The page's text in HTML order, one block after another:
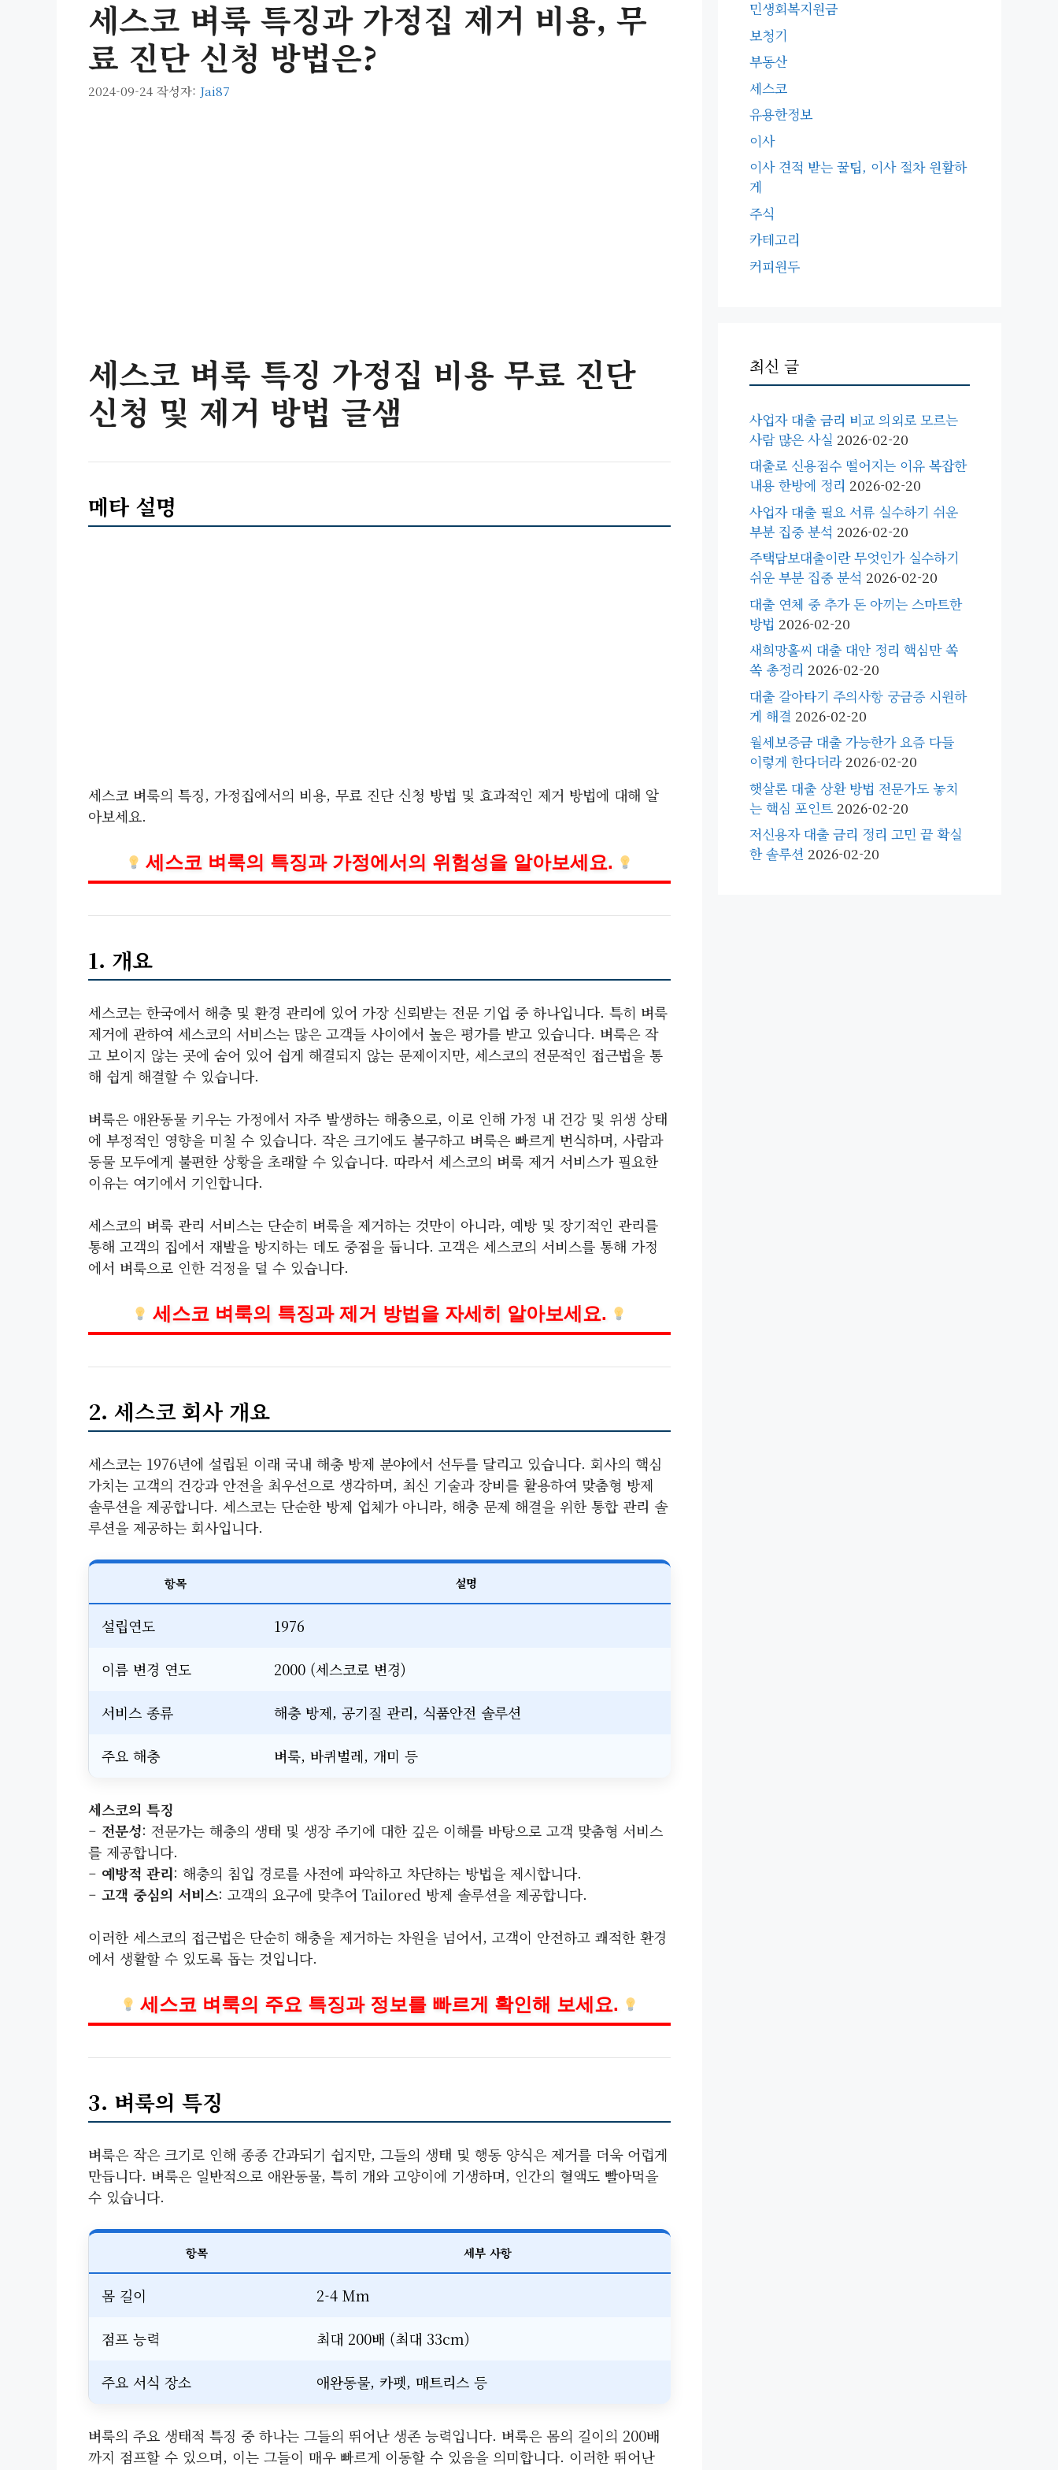
세스코 벼룩 특징과 가정집 제거 비용, 무
료 진단 신청 방법은?
2024-09-24 작성자: Jai87
세스코 벼룩 특징 가정집 비용 무료 진단
신청 및 제거 방법 글샘
메타 설명
세스코 벼룩의 특징, 가정집에서의 비용, 무료 진단 신청 방법 및 효과적인 제거 방법에 대해 알
아보세요.
세스코 벼룩의 특징과 가정에서의 위험성을 알아보세요.
1. 개요
세스코는 한국에서 해충 및 환경 관리에 있어 가장 신뢰받는 전문 기업 중 하나입니다. 특히 벼룩
제거에 관하여 세스코의 서비스는 많은 고객들 사이에서 높은 평가를 받고 있습니다. 벼룩은 작
고 보이지 않는 곳에 숨어 있어 쉽게 해결되지 않는 문제이지만, 세스코의 전문적인 접근법을 통
해 쉽게 해결할 수 있습니다.
벼룩은 애완동물 키우는 가정에서 자주 발생하는 해충으로, 이로 인해 가정 내 건강 및 위생 상태
에 부정적인 영향을 미칠 수 있습니다. 작은 크기에도 불구하고 벼룩은 빠르게 번식하며, 사람과
동물 모두에게 불편한 상황을 초래할 수 있습니다. 따라서 세스코의 벼룩 제거 서비스가 필요한
이유는 여기에서 기인합니다.
세스코의 벼룩 관리 서비스는 단순히 벼룩을 제거하는 것만이 아니라, 예방 및 장기적인 관리를
통해 고객의 집에서 재발을 방지하는 데도 중점을 둡니다. 고객은 세스코의 서비스를 통해 가정
에서 벼룩으로 인한 걱정을 덜 수 있습니다.
세스코 벼룩의 특징과 제거 방법을 자세히 알아보세요.
2. 세스코 회사 개요
세스코는 1976년에 설립된 이래 국내 해충 방제 분야에서 선두를 달리고 있습니다. 회사의 핵심
가치는 고객의 건강과 안전을 최우선으로 생각하며, 최신 기술과 장비를 활용하여 맞춤형 방제
솔루션을 제공합니다. 세스코는 단순한 방제 업체가 아니라, 해충 문제 해결을 위한 통합 관리 솔
루션을 제공하는 회사입니다.
항목 설명
설립연도 1976
이름 변경 연도 2000 (세스코로 변경)
서비스 종류 해충 방제, 공기질 관리, 식품안전 솔루션
주요 해충 벼룩, 바퀴벌레, 개미 등
세스코의 특징
– 전문성: 전문가는 해충의 생태 및 생장 주기에 대한 깊은 이해를 바탕으로 고객 맞춤형 서비스
를 제공합니다.
– 예방적 관리: 해충의 침입 경로를 사전에 파악하고 차단하는 방법을 제시합니다.
– 고객 중심의 서비스: 고객의 요구에 맞추어 Tailored 방제 솔루션을 제공합니다.
이러한 세스코의 접근법은 단순히 해충을 제거하는 차원을 넘어서, 고객이 안전하고 쾌적한 환경
에서 생활할 수 있도록 돕는 것입니다.
세스코 벼룩의 주요 특징과 정보를 빠르게 확인해 보세요.
3. 벼룩의 특징
벼룩은 작은 크기로 인해 종종 간과되기 쉽지만, 그들의 생태 및 행동 양식은 제거를 더욱 어렵게
만듭니다. 벼룩은 일반적으로 애완동물, 특히 개와 고양이에 기생하며, 인간의 혈액도 빨아먹을
수 있습니다.
항목 세부 사항
몸 길이 2-4 Mm
점프 능력 최대 200배 (최대 33cm)
주요 서식 장소 애완동물, 카펫, 매트리스 등
벼룩의 주요 생태적 특징 중 하나는 그들의 뛰어난 생존 능력입니다. 벼룩은 몸의 길이의 200배
까지 점프할 수 있으며, 이는 그들이 매우 빠르게 이동할 수 있음을 의미합니다. 이러한 뛰어난
민생회복지원금
보청기
부동산
세스코
유용한정보
이사
이사 견적 받는 꿀팁, 이사 절차 원활하
게
주식
카테고리
커피원두
최신 글
사업자 대출 금리 비교 의외로 모르는
사람 많은 사실 2026-02-20
대출로 신용점수 떨어지는 이유 복잡한
내용 한방에 정리 2026-02-20
사업자 대출 필요 서류 실수하기 쉬운
부분 집중 분석 2026-02-20
주택담보대출이란 무엇인가 실수하기
쉬운 부분 집중 분석 2026-02-20
대출 연체 중 추가 돈 아끼는 스마트한
방법 2026-02-20
새희망홀씨 대출 대안 정리 핵심만 쏙
쏙 총정리 2026-02-20
대출 갈아타기 주의사항 궁금증 시원하
게 해결 2026-02-20
월세보증금 대출 가능한가 요즘 다들
이렇게 한다더라 2026-02-20
햇살론 대출 상환 방법 전문가도 놓치
는 핵심 포인트 2026-02-20
저신용자 대출 금리 정리 고민 끝 확실
한 솔루션 2026-02-20